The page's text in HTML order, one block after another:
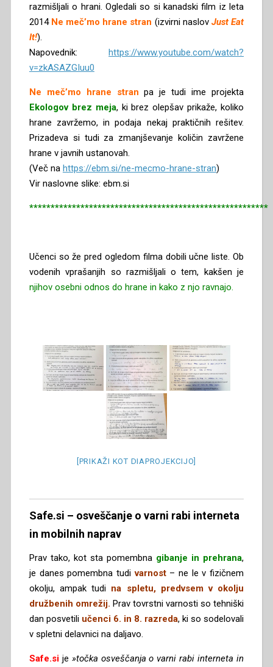
razmišljali o hrani. Ogledali so si kanadski film iz leta
2014 Ne meč’mo hrane stran (izvirni naslov Just Eat
It!).
Napovednik:https://www.youtube.com/watch?
v=zkASAZGIuu0
Ne meč’mo hrane stran pa je tudi ime projekta
Ekologov brez meja, ki brez olepšav prikaže, koliko
hrane zavržemo, in podaja nekaj praktičnih rešitev.
Prizadeva si tudi za zmanjševanje količin zavržene
hrane v javnih ustanovah.
(Več na https://ebm.si/ne-mecmo-hrane-stran)
Vir naslovne slike: ebm.si
********************************************************
Učenci so že pred ogledom filma dobili učne liste. Ob
vodenih vprašanjih so razmišljali o tem, kakšen je
njihov osebni odnos do hrane in kako z njo ravnajo.
[PRIKAŽI KOT DIAPROJEKCIJO]
Safe.si – osveščanje o varni rabi interneta
in mobilnih naprav
Prav tako, kot sta pomembna gibanje in prehrana,
je danes pomembna tudivarnost – ne le v fizičnem
okolju, ampak tudi na spletu, predvsem v okolju
družbenih omrežij. Prav tovrstni varnosti so tehniški
dan posvetili učenci 6. in 8. razreda, ki so sodelovali
v spletni delavnici na daljavo.
Safe.sije »točka osveščanja o varni rabi interneta in